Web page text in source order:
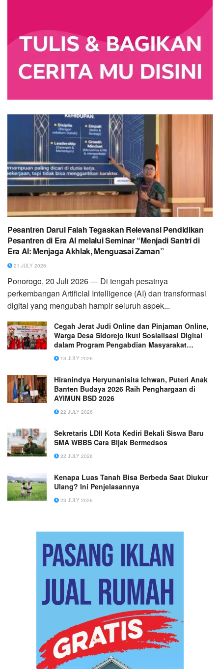
Pesantren Darul Falah Tegaskan Relevansi Pendidikan
Pesantren di Era AI melalui Seminar “Menjadi Santri di
Era AI: Menjaga Akhlak, Menguasai Zaman”
21 JULY 2026
Ponorogo, 20 Juli 2026 — Di tengah pesatnya
perkembangan Artificial Intelligence (AI) dan transformasi
digital yang mengubah hampir seluruh aspek...
Cegah Jerat Judi Online dan Pinjaman Online,
Warga Desa Sidorejo Ikuti Sosialisasi Digital
dalam Program Pengabdian Masyarakat
Universitas 17 Agustus 1945 Surabaya
13 JULY 2026
Hiranindya Heryunanisita Ichwan, Puteri Anak
Banten Budaya 2026 Raih Penghargaan di
AYIMUN BSD 2026
22 JULY 2026
Sekretaris LDII Kota Kediri Bekali Siswa Baru
SMA WBBS Cara Bijak Bermedsos
22 JULY 2026
Kenapa Luas Tanah Bisa Berbeda Saat Diukur
Ulang? Ini Penjelasannya
23 JULY 2026